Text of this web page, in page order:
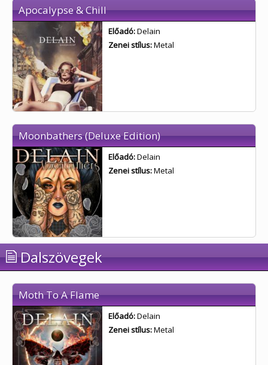
Apocalypse & Chill
Előadó:Delain
Zenei stílus:Metal
Moonbathers (Deluxe Edition)
Előadó:Delain
Zenei stílus:Metal
Dalszövegek
Moth To A Flame
Előadó:Delain
Zenei stílus:Metal